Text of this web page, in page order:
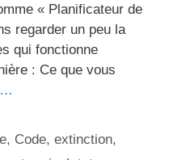
« Planificateur de
regarder un peu la
qui fonctionne
: Ce que vous
, Code,extinction,